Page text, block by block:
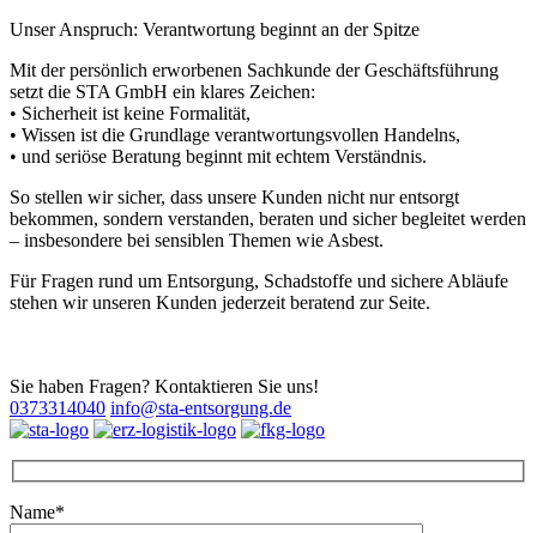
Unser Anspruch: Verantwortung beginnt an der Spitze
Mit der persönlich erworbenen Sachkunde der Geschäftsführung
setzt die STA GmbH ein klares Zeichen:
• Sicherheit ist keine Formalität,
• Wissen ist die Grundlage verantwortungsvollen Handelns,
• und seriöse Beratung beginnt mit echtem Verständnis.
So stellen wir sicher, dass unsere Kunden nicht nur entsorgt
bekommen, sondern verstanden, beraten und sicher begleitet werden
– insbesondere bei sensiblen Themen wie Asbest.
Für Fragen rund um Entsorgung, Schadstoffe und sichere Abläufe
stehen wir unseren Kunden jederzeit beratend zur Seite.
Sie haben Fragen? Kontaktieren Sie uns!
0373314040 info@sta-entsorgung.de
Name*